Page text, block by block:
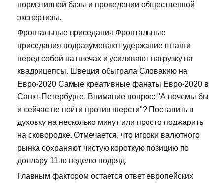
нормативной базы и проведении общественной
экспертизы.
Фронтальные приседания Фронтальные
приседания подразумевают удержание штанги
перед собой на плечах и усиливают нагрузку на
квадрицепсы. Швеция обыграла Словакию на
Евро-2020 Самые креативные фанаты Евро-2020 в
Санкт-Петербурге. Внимание вопрос: "А почемы бы
и сейчас не пойти против шерсти"? Поставить в
духовку на несколько минут или просто поджарить
на сковородке. Отмечается, что игроки валютного
рынка сохраняют чистую короткую позицию по
доллару 11-ю неделю подряд.
Главным фактором остается ответ европейских